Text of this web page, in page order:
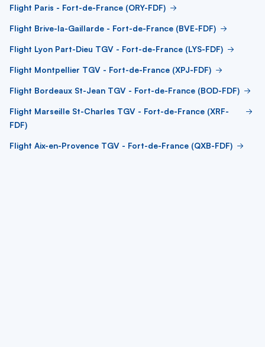
Flight Paris - Fort-de-France (ORY-FDF)
Flight Brive-la-Gaillarde - Fort-de-France (BVE-FDF)
Flight Lyon Part-Dieu TGV - Fort-de-France (LYS-FDF)
Flight Montpellier TGV - Fort-de-France (XPJ-FDF)
Flight Bordeaux St-Jean TGV - Fort-de-France (BOD-FDF)
Flight Marseille St-Charles TGV - Fort-de-France (XRF-
FDF)
Flight Aix-en-Provence TGV - Fort-de-France (QXB-FDF)